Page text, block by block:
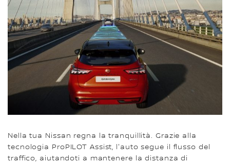
Nella tua Nissan regna la tranquillità. Grazie alla
tecnologia ProPILOT Assist, l'auto segue il flusso del
traffico, aiutandoti a mantenere la distanza di